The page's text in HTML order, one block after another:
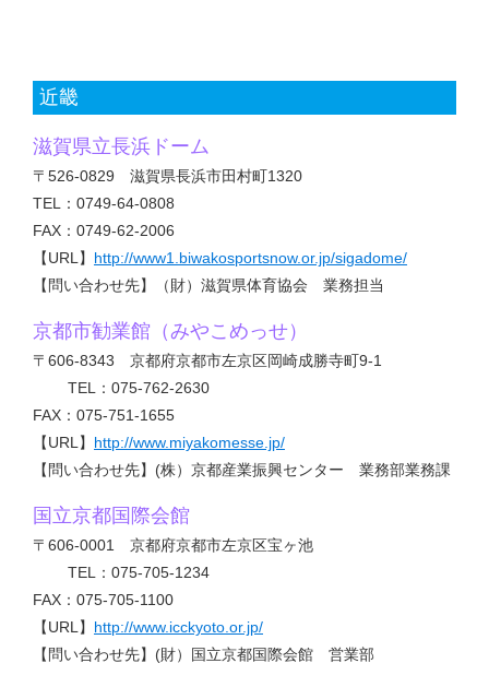
近畿
滋賀県立長浜ドーム
〒526-0829 滋賀県長浜市田村町1320
TEL：0749-64-0808
FAX：0749-62-2006
【URL】 http://www1.biwakosportsnow.or.jp/sigadome/
【問い合わせ先】（財）滋賀県体育協会 業務担当
京都市勧業館（みやこめっせ）
〒606-8343 京都府京都市左京区岡崎成勝寺町9-1
TEL：075-762-2630
FAX：075-751-1655
【URL】 http://www.miyakomesse.jp/
【問い合わせ先】(株）京都産業振興センター 業務部業務課
国立京都国際会館
〒606-0001 京都府京都市左京区宝ヶ池
TEL：075-705-1234
FAX：075-705-1100
【URL】 http://www.icckyoto.or.jp/
【問い合わせ先】(財）国立京都国際会館 営業部